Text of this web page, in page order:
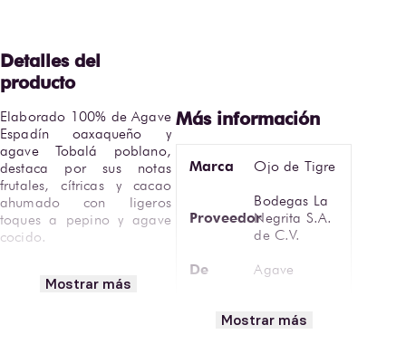
Elaborado 100% de Agave
Espadín oaxaqueño y
agave Tobalá poblano,
destaca por sus notas
frutales, cítricas y cacao
ahumado con ligeros
toques a pepino y agave
cocido.
Artesanal Ojo De Tigre
Mostrar más
Marca Ojo de Tigre
Proveedor
Bodegas La
Negrita S.A.
de C.V.
De Agave
100% Agave
Mostrar más